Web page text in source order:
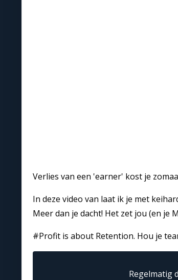
Verlies van een 'earner' kost je
In deze video van laat ik je met
Meer dan je dacht! Het zet jou (en je
#Profit is about Retention. Hou je
Regelmatig